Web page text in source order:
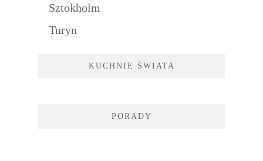
Sztokholm
Turyn
KUCHNIE ŚWIATA
PORADY